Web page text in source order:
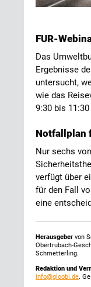
FUR-
Das
Ergebnisse
untersucht,
wie das
9:30 bis
Notfallplan
Nur sechs
verfügt über
für den Fall
eine
Herausgeber von
Obertrubach-
Schmetterling.
Redaktion und
info@gloobi.de.